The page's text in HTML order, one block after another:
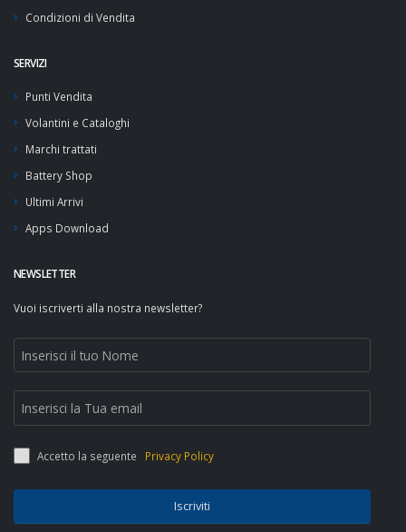
Condizioni di Vendita
SERVIZI
Punti Vendita
Volantini e Cataloghi
Marchi trattati
Battery Shop
Ultimi Arrivi
Apps Download
NEWSLETTER
Vuoi iscriverti alla nostra newsletter?
Accetto la seguente Privacy Policy
Iscriviti